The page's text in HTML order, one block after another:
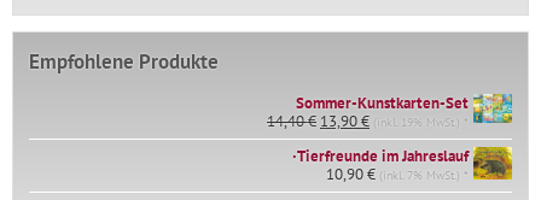
Empfohlene Produkte
Sommer-Kunstkarten-Set
14,40€ Ursprünglicher
Preis
war:
14,40 €
13,90€Aktueller
Preis
ist:
13,90 €.
(inkl. 19% MwSt.) *
∙Tierfreunde im Jahreslauf
10,90€ (inkl. 7% MwSt.) *